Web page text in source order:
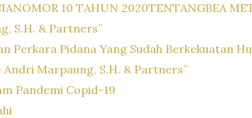
10 TAHUN 2020TENTANGBEA
S.H. & Partners”
Perkara Pidana Yang Sudah Berkekuatan
Marpaung, S.H. & Partners”
Pandemi Copid-19